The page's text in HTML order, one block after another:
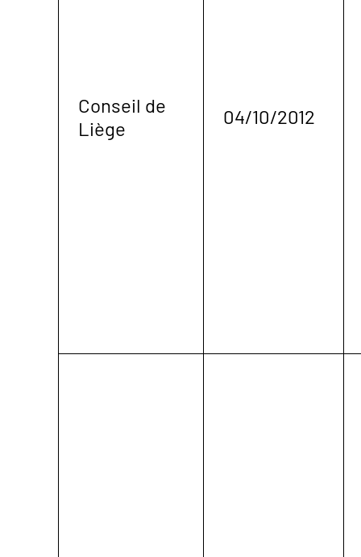
Conseil de
Liège
04/10/2012